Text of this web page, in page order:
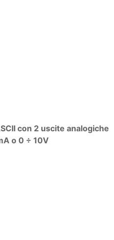
con 2 uscite analogiche
o 0 ÷ 10V